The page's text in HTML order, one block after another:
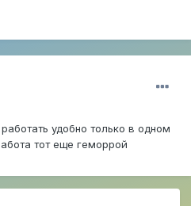
удобно только в одном
тот еще геморрой